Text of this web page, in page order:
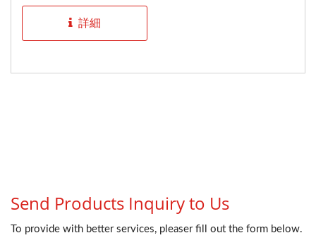
が効果的に制御され、
HACCPに準拠していま
詳細